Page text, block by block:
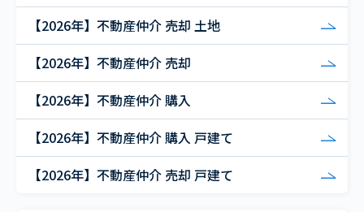
【2026年】不動産仲介 売却 土地
【2026年】不動産仲介 売却
【2026年】不動産仲介 購入
【2026年】不動産仲介 購入 戸建て
【2026年】不動産仲介 売却 戸建て